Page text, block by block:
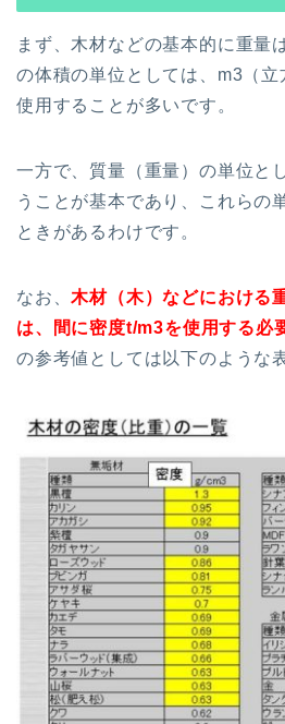
まず、木材などの基本的に重量
の体積の単位としては、m3（
使用することが多いです。
一方で、質量（重量）の単位と
うことが基本であり、これらの
ときがあるわけです。
なお、木材（木）などにおける
は、間に密度t/m3を使用する必
の参考値としては以下のような